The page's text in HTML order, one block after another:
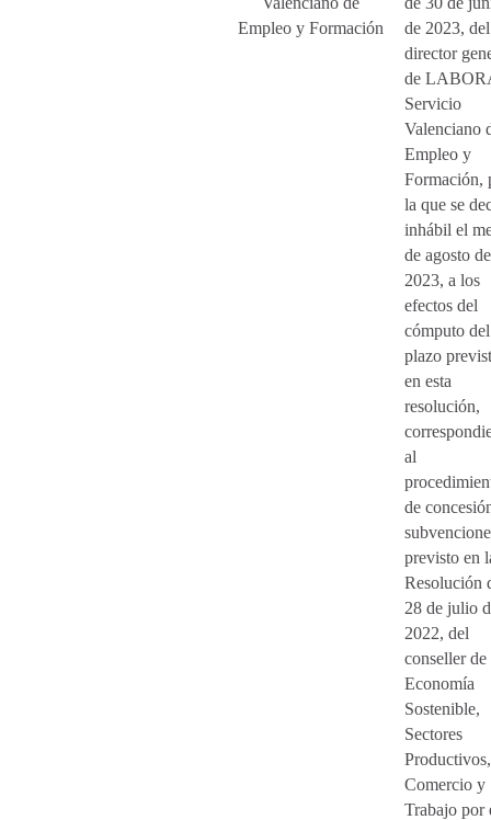
Empleo y Formación
de 2023, del
director
de
Servicio
Valenciano
Empleo y
Formación,
la que se
inhábil el
de agosto de
2023, a los
efectos del
cómputo del
plazo
en esta
resolución,
al
de
previsto en
Resolución
28 de julio
2022, del
conseller de
Economía
Sostenible,
Sectores
Productivos,
Comercio y
Trabajo por